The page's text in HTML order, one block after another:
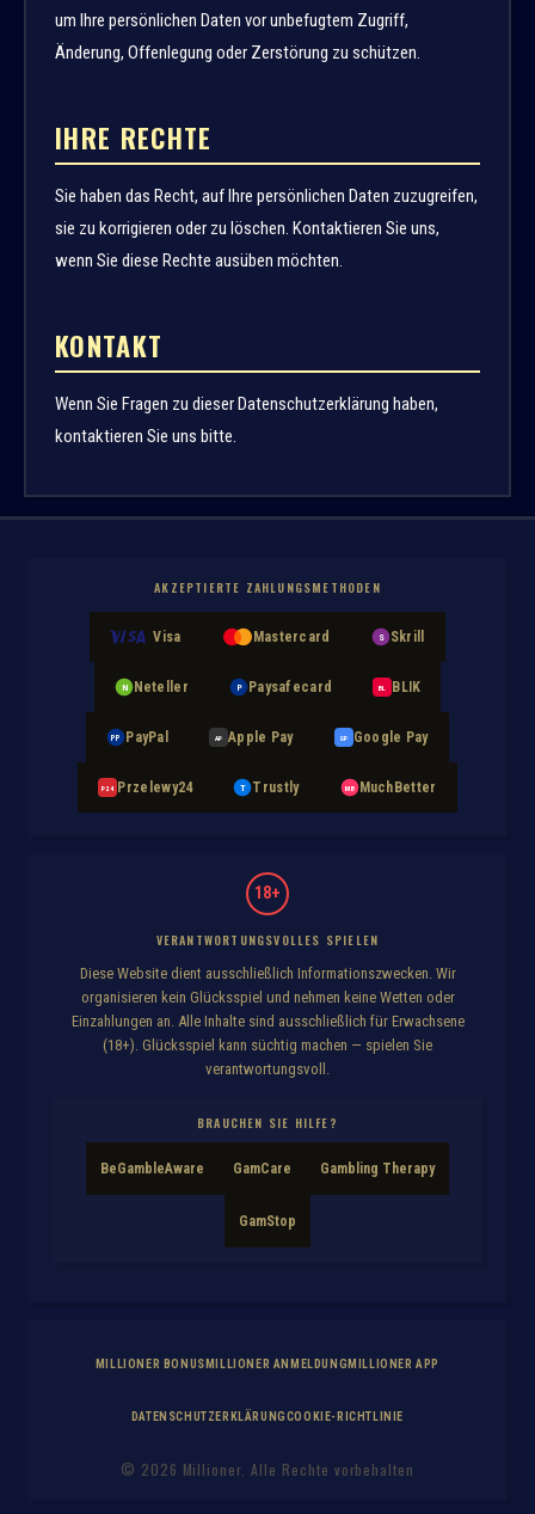
um Ihre persönlichen Daten vor unbefugtem Zugriff,
Änderung, Offenlegung oder Zerstörung zu schützen.
IHRE RECHTE
Sie haben das Recht, auf Ihre persönlichen Daten zuzugreifen,
sie zu korrigieren oder zu löschen. Kontaktieren Sie uns,
wenn Sie diese Rechte ausüben möchten.
KONTAKT
Wenn Sie Fragen zu dieser Datenschutzerklärung haben,
kontaktieren Sie uns bitte.
AKZEPTIERTE ZAHLUNGSMETHODEN
Visa Mastercard S Skrill
N Neteller P Paysafecard BL BLIK
PP PayPal AP Apple Pay GP Google Pay
P24 Przelewy24 T Trustly MB MuchBetter
18+
VERANTWORTUNGSVOLLES SPIELEN
Diese Website dient ausschließlich Informationszwecken. Wir
organisieren kein Glücksspiel und nehmen keine Wetten oder
Einzahlungen an. Alle Inhalte sind ausschließlich für Erwachsene
(18+). Glücksspiel kann süchtig machen — spielen Sie
verantwortungsvoll.
BRAUCHEN SIE HILFE?
BeGambleAware GamCare Gambling Therapy
GamStop
MILLIONER BONUS MILLIONER ANMELDUNG MILLIONER APP
DATENSCHUTZERKLÄRUNGCOOKIE-RICHTLINIE
© 2026 Millioner. Alle Rechte vorbehalten